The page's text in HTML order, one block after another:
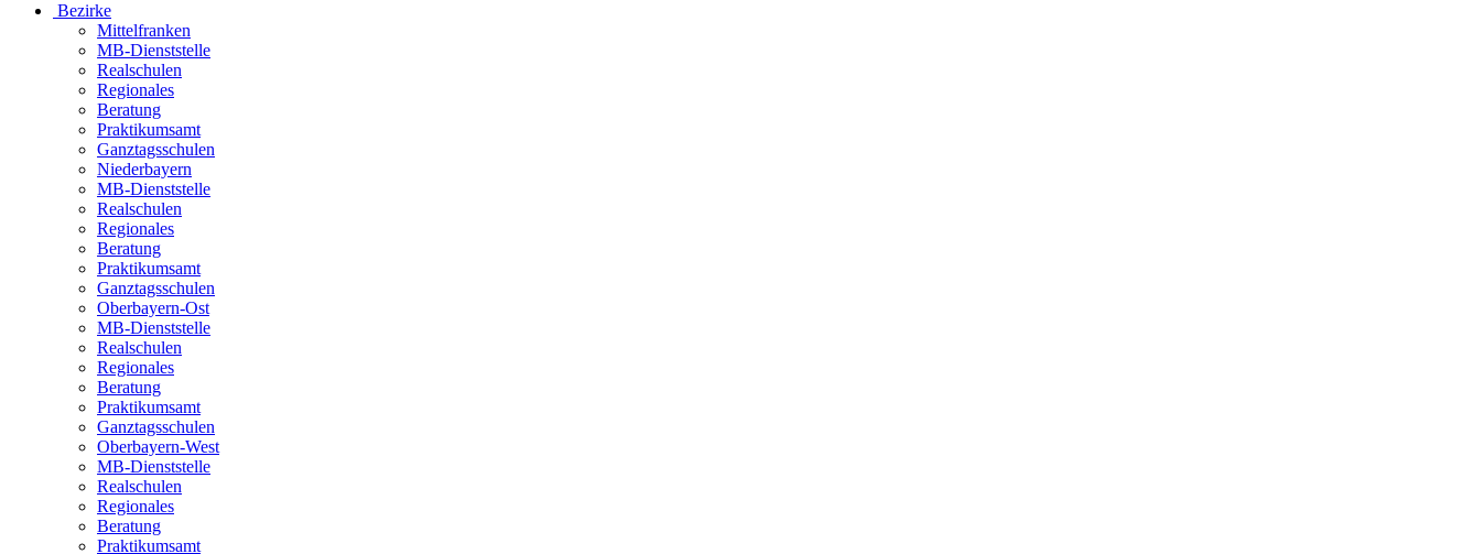
Bezirke
Mittelfranken
MB-Dienststelle
Realschulen
Regionales
Beratung
Praktikumsamt
Ganztagsschulen
Niederbayern
MB-Dienststelle
Realschulen
Regionales
Beratung
Praktikumsamt
Ganztagsschulen
Oberbayern-Ost
MB-Dienststelle
Realschulen
Regionales
Beratung
Praktikumsamt
Ganztagsschulen
Oberbayern-West
MB-Dienststelle
Realschulen
Regionales
Beratung
Praktikumsamt